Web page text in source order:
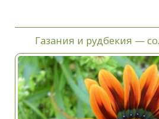
Газания и рудбекия —